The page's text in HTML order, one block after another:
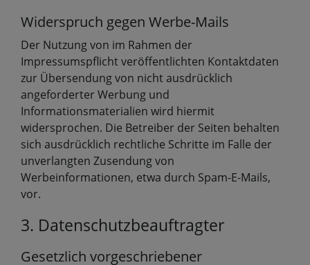
Widerspruch gegen Werbe-Mails
Der Nutzung von im Rahmen der
Impressumspflicht veröffentlichten Kontaktdaten
zur Übersendung von nicht ausdrücklich
angeforderter Werbung und
Informationsmaterialien wird hiermit
widersprochen. Die Betreiber der Seiten behalten
sich ausdrücklich rechtliche Schritte im Falle der
unverlangten Zusendung von
Werbeinformationen, etwa durch Spam-E-Mails,
vor.
3. Datenschutzbeauftragter
Gesetzlich vorgeschriebener